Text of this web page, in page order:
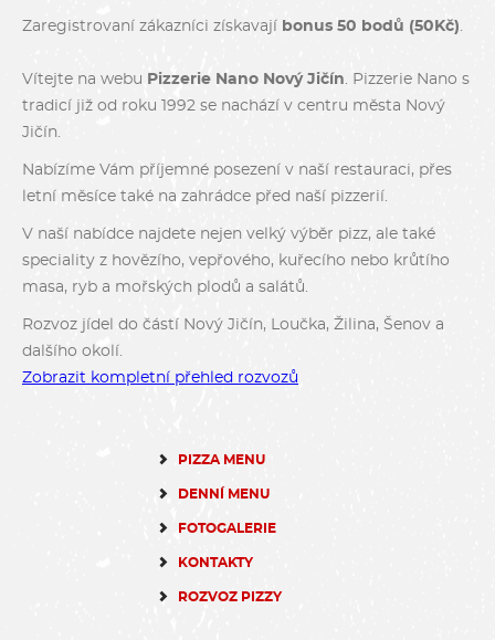
Zaregistrovaní zákazníci získavají bonus 50 bodů (50Kč)
Vítejte na webu Pizzerie Nano Nový Jičín . Pizzerie Nano s
tradicí již od roku 1992 se nachází v centru města Nový
Jičín.
Nabízíme Vám příjemné posezení v naší restauraci, přes
letní měsíce také na zahrádce před naší pizzerií.
V naší nabídce najdete nejen velký výběr pizz, ale také
speciality z hovězího, vepřového, kuřecího nebo krůtího
masa, ryb a mořských plodů a salátů.
Rozvoz jídel do částí Nový Jičín, Loučka, Žilina, Šenov a
dalšího okolí.
Zobrazit kompletní přehled rozvozů
PIZZA MENU
DENNÍ MENU
FOTOGALERIE
KONTAKTY
ROZVOZ PIZZY